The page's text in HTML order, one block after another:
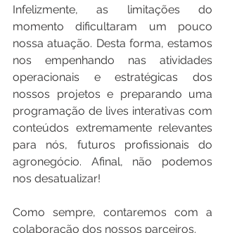
Infelizmente, as limitações do
momento dificultaram um pouco
nossa atuação. Desta forma, estamos
nos empenhando nas atividades
operacionais e estratégicas dos
nossos projetos e preparando uma
programação de lives interativas com
conteúdos extremamente relevantes
para nós, futuros profissionais do
agronegócio. Afinal, não podemos
nos desatualizar!
Como sempre, contaremos com a
colaboração dos nossos parceiros.